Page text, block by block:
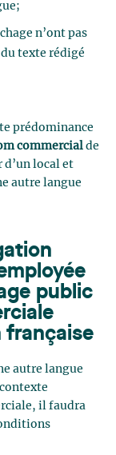
n’ont pas
texte rédigé
prédominance
commercial de
d’un local et
autre langue
public
française
autre langue
il faudra